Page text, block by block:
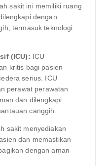
sakit ini memiliki ruang
dengan
termasuk teknologi
(ICU): ICU
kritis bagi pasien
serius. ICU
perawat perawatan
dan dilengkapi
canggih.
sakit menyediakan
dan memastikan
dengan aman